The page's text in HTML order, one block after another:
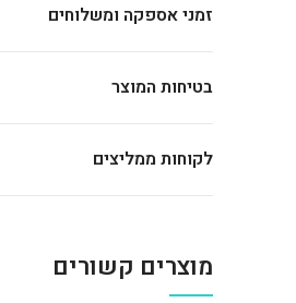
זמני אספקה ומשלוחים
בטיחות המוצר
לקוחות ממליצים
מוצרים קשורים